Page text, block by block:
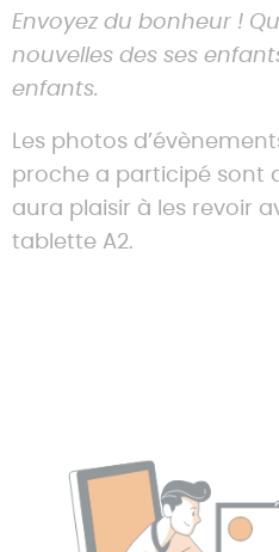
Envoyez du bonheur !
nouvelles des ses
enfants.
Les photos
proche a participé sont
aura plaisir à les revoir
tablette A2.